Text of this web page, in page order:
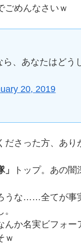
ごめんなさいｗ
ら、あなたはどう
20, 2019
さった方、あり
トップ。あの
うな……全てが事
か名実ビフォー
ｗ